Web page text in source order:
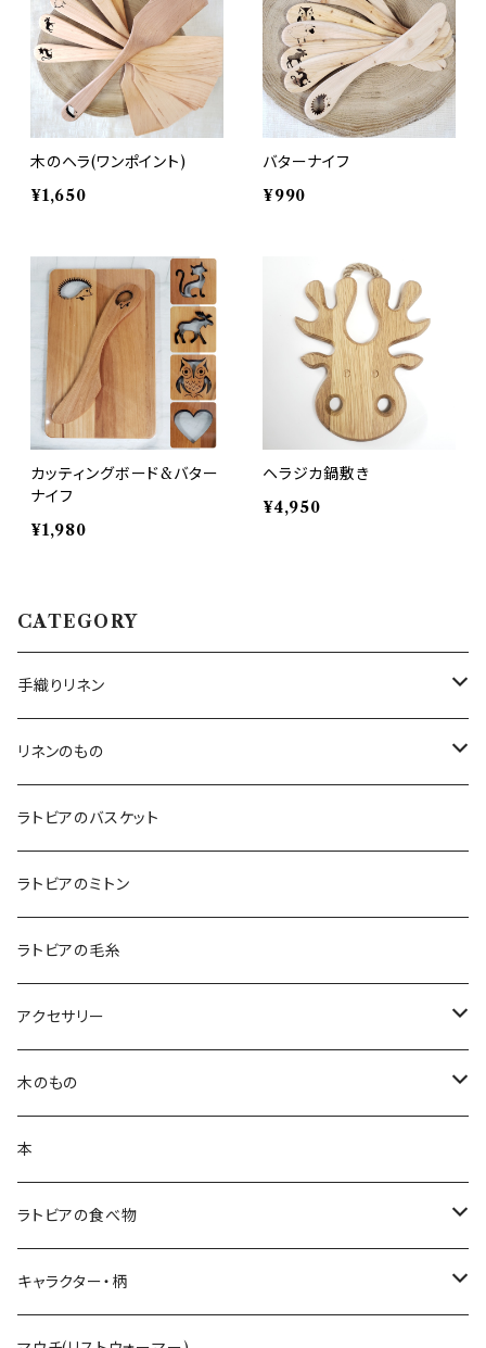
木のヘラ(ワンポイント)
¥1,650
バターナイフ
¥990
カッティングボード&バター
ナイフ
¥1,980
ヘラジカ鍋敷き
¥4,950
CATEGORY
手織りリネン
テーブルクロス
テーブルランナー
コースター
ブランケット
ランチョンマット
リネンのもの
キッチンアイテム
エプロン
鍋つかみ
バッグ
ランチバッグ
トートバッグ
クッションカバー
ハンカチ
ラトビアのバスケット
ラトビアのミトン
ラトビアの毛糸
アクセサリー
白樺ピアス
白樺ブローチ
BALTU ROTAS
ピアス
ペンダント
ラトビアのミトンピアス／イヤリング
木のもの
白樺コースター
白樺ティーマット
キッチン雑貨
くるみ割り
本
ラトビアの食べ物
手摘みハーブティー
キャラクター・柄